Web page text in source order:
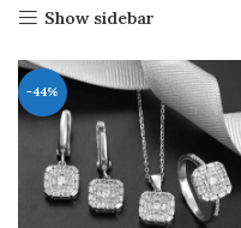
Show sidebar
-44%